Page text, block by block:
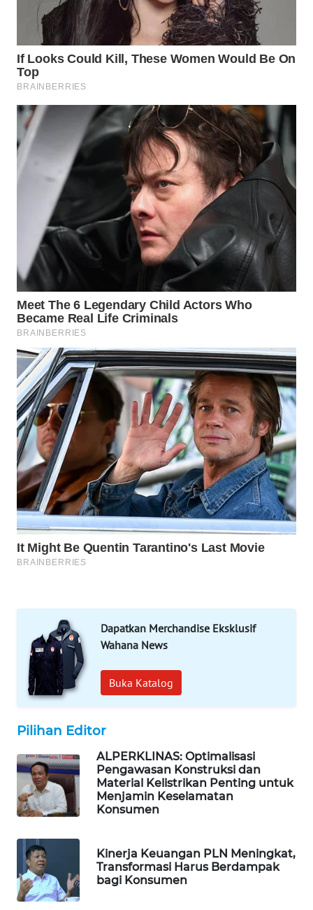
Dapatkan Merchandise Eksklusif
Wahana News
Buka Katalog
Pilihan Editor
ALPERKLINAS: Optimalisasi
Pengawasan Konstruksi dan
Material Kelistrikan Penting untuk
Menjamin Keselamatan
Konsumen
Kinerja Keuangan PLN Meningkat,
Transformasi Harus Berdampak
bagi Konsumen
NEWS
JURNAL
MARITIM
HUMBANG
NEWS
GARONGGANG
NEWS
FISUELRI
ID
ENERGI
NEWS
CILEUNGSI
NEWS
BERKAT
NEWS
BERAMPU
NEWS
ANUGERAH
NEWS
AKHLAK
ID
ASA
NEWS